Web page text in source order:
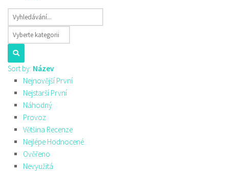
Sort by: Název
Nejnovější První
Nejstarší První
Náhodný
Provoz
Většina Recenze
Nejlépe Hodnocené
Ověřeno
Nevyužitá